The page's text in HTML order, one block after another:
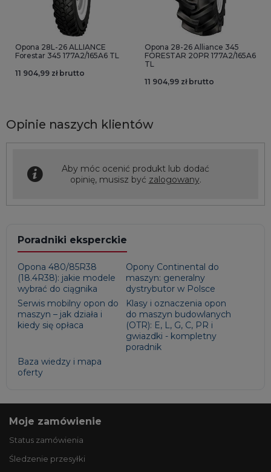
Opona 28L-26 ALLIANCE
Forestar 345 177A2/165A6 TL
11 904,99 zł brutto
Opona 28-26 Alliance 345
FORESTAR 20PR 177A2/165A6
TL
11 904,99 zł brutto
Opinie naszych klientów
Aby móc ocenić produkt lub dodać
opinię, musisz być zalogowany.
Poradniki eksperckie
Opona 480/85R38
(18.4R38): jakie modele
wybrać do ciągnika
Opony Continental do
maszyn: generalny
dystrybutor w Polsce
Serwis mobilny opon do
maszyn – jak działa i
kiedy się opłaca
Klasy i oznaczenia opon
do maszyn budowlanych
(OTR): E, L, G, C, PR i
gwiazdki - kompletny
poradnik
Baza wiedzy i mapa
oferty
Moje zamówienie
Status zamówienia
Śledzenie przesyłki